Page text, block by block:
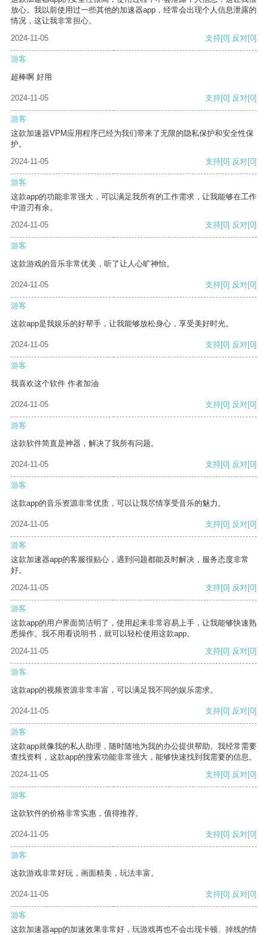
放心。我以前使用过一些其他的加速器app，经常会出现个人信息泄露的
情况，这让我非常担心。
2024-11-05
支持[0] 反对[0]
游客
超棒啊 好用
2024-11-05 支持[0] 反对[0]
游客
这款加速器VPM应用程序已经为我们带来了无限的隐私保护和安全性保
护。
2024-11-05
支持[0] 反对[0]
游客
这款app的功能非常强大，可以满足我所有的工作需求，让我能够在工作
中游刃有余。
2024-11-05
支持[0] 反对[0]
游客
这款游戏的音乐非常优美，听了让人心旷神怡。
2024-11-05 支持[0] 反对[0]
游客
这款app是我娱乐的好帮手，让我能够放松身心，享受美好时光。
2024-11-05 支持[0] 反对[0]
游客
我喜欢这个软件 作者加油
2024-11-05 支持[0] 反对[0]
游客
这款软件简直是神器，解决了我所有问题。
2024-11-05 支持[0] 反对[0]
游客
这款app的音乐资源非常优质，可以让我尽情享受音乐的魅力。
2024-11-05 支持[0] 反对[0]
游客
这款加速器app的客服很贴心，遇到问题都能及时解决，服务态度非常
好。
2024-11-05
支持[0] 反对[0]
游客
这款app的用户界面简洁明了，使用起来非常容易上手，让我能够快速熟
悉操作。我不用看说明书，就可以轻松使用这款app。
2024-11-05
支持[0] 反对[0]
游客
这款app的视频资源非常丰富，可以满足我不同的娱乐需求。
2024-11-05 支持[0] 反对[0]
游客
这款app就像我的私人助理，随时随地为我的办公提供帮助。我经常需要
查找资料，这款app的搜索功能非常强大，能够快速找到我需要的信息。
2024-11-05
支持[0] 反对[0]
游客
这款软件的价格非常实惠，值得推荐。
2024-11-05 支持[0] 反对[0]
游客
这款游戏非常好玩，画面精美，玩法丰富。
2024-11-05 支持[0] 反对[0]
游客
这款加速器app的加速效果非常好，玩游戏再也不会出现卡顿、掉线的情